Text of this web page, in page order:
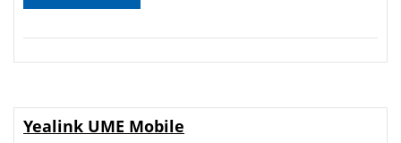
Yealink UME Mobile